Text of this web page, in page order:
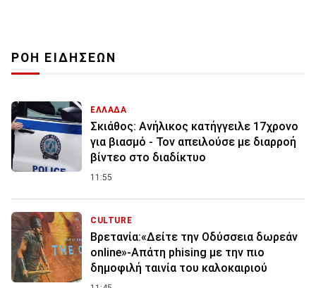
ΡΟΗ ΕΙΔΗΣΕΩΝ
ΕΛΛΑΔΑ
Σκιάθος: Ανήλικος κατήγγειλε 17χρονο
για βιασμό - Τον απειλούσε με διαρροή
βίντεο στο διαδίκτυο
11:55
CULTURE
Βρετανία:«Δείτε την Οδύσσεια δωρεάν
online»-Απάτη phising με την πιο
δημοφιλή ταινία του καλοκαιριού